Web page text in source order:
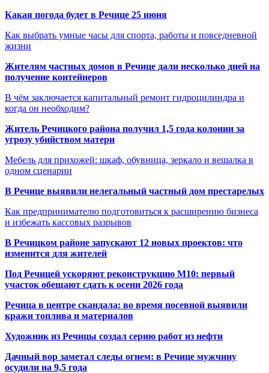
Какая погода будет в Речице 25 июня
Как выбрать умные часы для спорта, работы и повседневной
жизни
Жителям частных домов в Речице дали несколько дней на
получение контейнеров
В чём заключается капитальный ремонт гидроцилиндра и
когда он необходим?
Житель Речицкого района получил 1,5 года колонии за
угрозу убийством матери
Мебель для прихожей: шкаф, обувница, зеркало и вешалка в
одном сценарии
В Речице выявили нелегальный частный дом престарелых
Как предпринимателю подготовиться к расширению бизнеса
и избежать кассовых разрывов
В Речицком районе запускают 12 новых проектов: что
изменится для жителей
Под Речицей ускоряют реконструкцию М10: первый
участок обещают сдать к осени 2026 года
Речица в центре скандала: во время посевной выявили
кражи топлива и материалов
Художник из Речицы создал серию работ из нефти
Дачный вор заметал следы огнем: в Речице мужчину
осудили на 9,5 года